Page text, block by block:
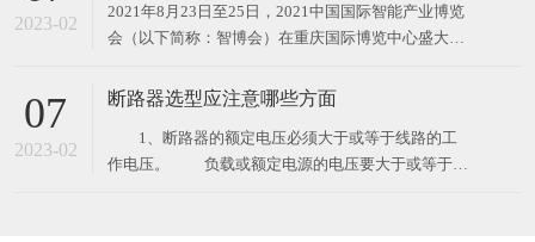
2023-02
2021年8月23日至25日，2021中国国际智能产业博览
会（以下简称：智博会）在重庆国际博览中心盛大举
智能技术、产品及应用的未来。三菱电机（中国）有
机，向与会观众全面展示了三菱电机的创新DNA和未
来构想，诠
07
2023-02
断路器选型应注意哪些方面
1、断路器的额定电压必须大于或等于线路的工
作电压。 负载或额定电源的电压要大于或等于开